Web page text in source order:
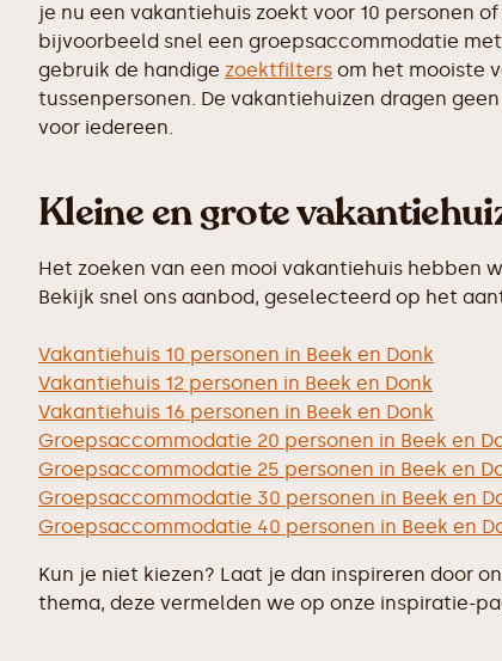
je nu een vakantiehuis zoekt voor 10 personen
bijvoorbeeld snel een groepsaccommodatie met
gebruik de handige zoektfilters om het mooiste
tussenpersonen. De vakantiehuizen dragen
voor iedereen.
Kleine en grote
Het zoeken van een mooi vakantiehuis hebben
Bekijk snel ons aanbod, geselecteerd op het
Vakantiehuis 10 personen in Beek en Donk
Vakantiehuis 12 personen in Beek en Donk
Vakantiehuis 16 personen in Beek en Donk
Groepsaccommodatie 20 personen in Beek en
Groepsaccommodatie 25 personen in Beek en
Groepsaccommodatie 30 personen in Beek en
Groepsaccommodatie 40 personen in Beek en
Kun je niet kiezen? Laat je dan inspireren door
thema, deze vermelden we op onze inspiratie-